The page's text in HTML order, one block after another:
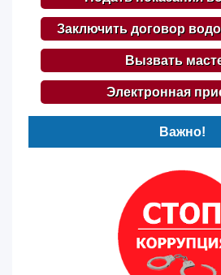
Заключить договор
Вызвать
Электронная
Важно!